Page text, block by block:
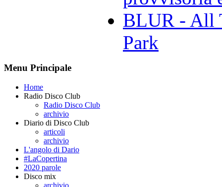
BLUR - All
Park
Menu Principale
Home
Radio Disco Club
Radio Disco Club
archivio
Diario di Disco Club
articoli
archivio
L'angolo di Dario
#LaCopertina
2020 parole
Disco mix
archivio